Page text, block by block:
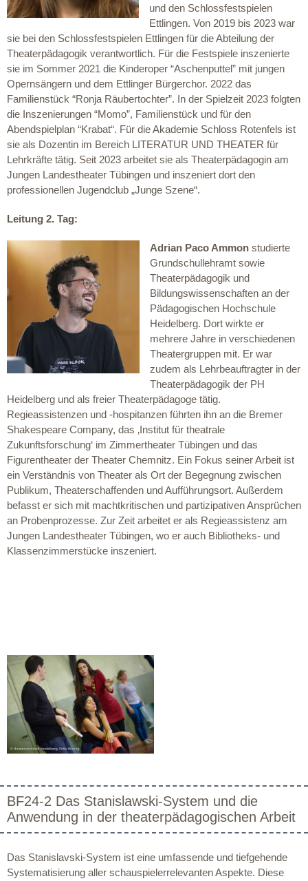
und den Schlossfestspielen
Ettlingen. Von 2019 bis 2023 war
sie bei den Schlossfestspielen Ettlingen für die Abteilung der
Theaterpädagogik verantwortlich. Für die Festspiele inszenierte
sie im Sommer 2021 die Kinderoper “Aschenputtel” mit jungen
Opernsängern und dem Ettlinger Bürgerchor. 2022 das
Familienstück “Ronja Räubertochter”. In der Spielzeit 2023 folgten
die Inszenierungen “Momo”, Familienstück und für den
Abendspielplan “Krabat“. Für die Akademie Schloss Rotenfels ist
sie als Dozentin im Bereich LITERATUR UND THEATER für
Lehrkräfte tätig. Seit 2023 arbeitet sie als Theaterpädagogin am
Jungen Landestheater Tübingen und inszeniert dort den
professionellen Jugendclub „Junge Szene“.
Leitung 2. Tag:
Adrian Paco Ammon studierte
Grundschullehramt sowie
Theaterpädagogik und
Bildungswissenschaften an der
Pädagogischen Hochschule
Heidelberg. Dort wirkte er
mehrere Jahre in verschiedenen
Theatergruppen mit. Er war
zudem als Lehrbeauftragter in der
Theaterpädagogik der PH
Heidelberg und als freier Theaterpädagoge tätig.
Regieassistenzen und -hospitanzen führten ihn an die Bremer
Shakespeare Company, das ‚Institut für theatrale
Zukunftsforschung‘ im Zimmertheater Tübingen und das
Figurentheater der Theater Chemnitz. Ein Fokus seiner Arbeit ist
ein Verständnis von Theater als Ort der Begegnung zwischen
Publikum, Theaterschaffenden und Aufführungsort. Außerdem
befasst er sich mit machtkritischen und partizipativen Ansprüchen
an Probenprozesse. Zur Zeit arbeitet er als Regieassistenz am
Jungen Landestheater Tübingen, wo er auch Bibliotheks- und
Klassenzimmerstücke inszeniert.
BF24-2 Das Stanislawski-System und die
Anwendung in der theaterpädagogischen Arbeit
Das Stanislavski-System ist eine umfassende und tiefgehende
Systematisierung aller schauspielerrelevanten Aspekte. Diese